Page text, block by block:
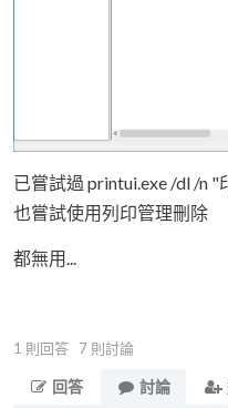
已嘗試過 printui.exe /dl /n
也嘗試使用列印管理刪除
都無用...
1 則回答 7 則討論
回答
討論